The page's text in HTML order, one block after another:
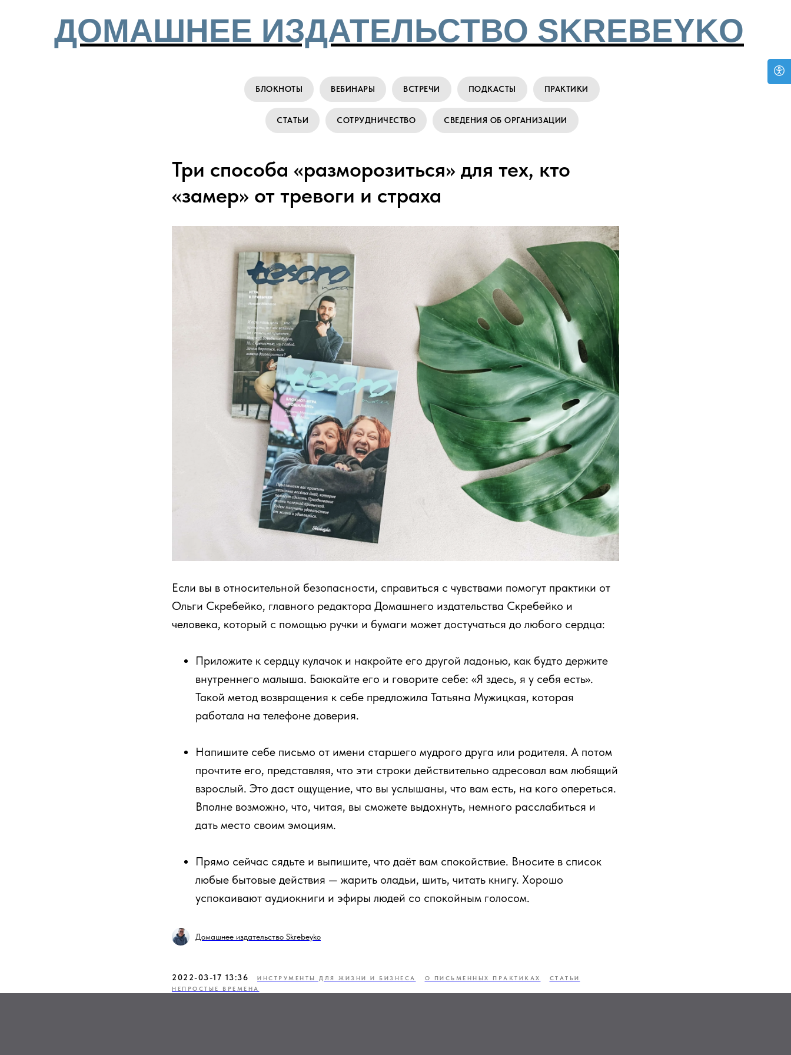
ДОМАШНЕЕ ИЗДАТЕЛЬСТВО SKREBEYKO
БЛОКНОТЫ ВЕБИНАРЫ ВСТРЕЧИ ПОДКАСТЫ ПРАКТИКИ
СТАТЬИ СОТРУДНИЧЕСТВО СВЕДЕНИЯ ОБ ОРГАНИЗАЦИИ
Три способа «разморозиться» для тех, кто
«замер» от тревоги и страха
Если вы в относительной безопасности, справиться с чувствами помогут практики от
Ольги Скребейко, главного редактора Домашнего издательства Скребейко и
человека, который с помощью ручки и бумаги может достучаться до любого сердца:
Приложите к сердцу кулачок и накройте его другой ладонью, как будто держите
внутреннего малыша. Баюкайте его и говорите себе: «Я здесь, я у себя есть».
Такой метод возвращения к себе предложила Татьяна Мужицкая, которая
работала на телефоне доверия.
Напишите себе письмо от имени старшего мудрого друга или родителя. А потом
прочтите его, представляя, что эти строки действительно адресовал вам любящий
взрослый. Это даст ощущение, что вы услышаны, что вам есть, на кого опереться.
Вполне возможно, что, читая, вы сможете выдохнуть, немного расслабиться и
дать место своим эмоциям.
Прямо сейчас сядьте и выпишите, что даёт вам спокойствие. Вносите в список
любые бытовые действия — жарить оладьи, шить, читать книгу. Хорошо
успокаивают аудиокниги и эфиры людей со спокойным голосом.
Домашнее издательство Skrebeyko
2022-03-17 13:36 ИНСТРУМЕНТЫ ДЛЯ ЖИЗНИ И БИЗНЕСА О ПИСЬМЕННЫХ ПРАКТИКАХ
СТАТЬИ
НЕПРОСТЫЕ ВРЕМЕНА